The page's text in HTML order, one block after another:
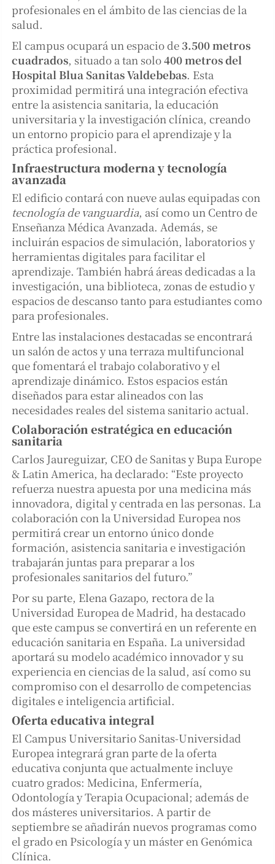
profesionales en el ámbito de las ciencias de la
salud.
El campus ocupará un espacio de 3.500 metros
cuadrados, situado a tan solo400 metros del
Hospital Blua Sanitas Valdebebas. Esta
proximidad permitirá una integración efectiva
entre la asistencia sanitaria, la educación
universitaria y la investigación clínica, creando
un entorno propicio para el aprendizaje y la
práctica profesional.
Infraestructura moderna y tecnología
avanzada
El edificio contará con nueve aulas equipadas con
tecnología de vanguardia, así como un Centro de
Enseñanza Médica Avanzada. Además, se
incluirán espacios de simulación, laboratorios y
herramientas digitales para facilitar el
aprendizaje. También habrá áreas dedicadas a la
investigación, una biblioteca, zonas de estudio y
espacios de descanso tanto para estudiantes como
para profesionales.
Entre las instalaciones destacadas se encontrará
un salón de actos y una terraza multifuncional
que fomentará el trabajo colaborativo y el
aprendizaje dinámico. Estos espacios están
diseñados para estar alineados con las
necesidades reales del sistema sanitario actual.
Colaboración estratégica en educación
sanitaria
Carlos Jaureguizar, CEO de Sanitas y Bupa Europe
& Latin America, ha declarado: “Este proyecto
refuerza nuestra apuesta por una medicina más
innovadora, digital y centrada en las personas. La
colaboración con la Universidad Europea nos
permitirá crear un entorno único donde
formación, asistencia sanitaria e investigación
trabajarán juntas para preparar a los
profesionales sanitarios del futuro.”
Por su parte, Elena Gazapo, rectora de la
Universidad Europea de Madrid, ha destacado
que este campus se convertirá en un referente en
educación sanitaria en España. La universidad
aportará su modelo académico innovador y su
experiencia en ciencias de la salud, así como su
compromiso con el desarrollo de competencias
digitales e inteligencia artificial.
Oferta educativa integral
El Campus Universitario Sanitas-Universidad
Europea integrará gran parte de la oferta
educativa conjunta que actualmente incluye
cuatro grados: Medicina, Enfermería,
Odontología y Terapia Ocupacional; además de
dos másteres universitarios. A partir de
septiembre se añadirán nuevos programas como
el grado en Psicología y un máster en Genómica
Clínica.